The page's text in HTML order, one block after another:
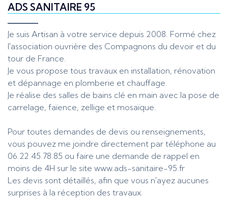
ADS SANITAIRE 95
Je suis Artisan à votre service depuis 2008. Formé chez
l'association ouvrière des Compagnons du devoir et du
tour de France.
Je vous propose tous travaux en installation, rénovation
et dépannage en plomberie et chauffage.
Je réalise des salles de bains clé en main avec la pose de
carrelage, faïence, zellige et mosaïque.
Pour toutes demandes de devis ou renseignements,
vous pouvez me joindre directement par téléphone au
06.22.45.78.85 ou faire une demande de rappel en
moins de 4H sur le site www.ads-sanitaire-95.fr
Les devis sont détaillés, afin que vous n'ayez aucunes
surprises à la réception des travaux.